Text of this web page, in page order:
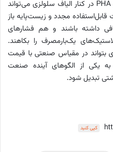
همچنین استفاده از ترکیب PLA و PHA در کنار الیاف سلولزی می‌تواند
مجدد و زیست‌پایه باز
داشته باشند و هم فشارهای
یک‌بارمصرف را بکاهند.
بتواند در مقیاس صنعتی با قیمت
یکی از الگوهای آینده صنعت
تبدیل شود.
کپی کنید